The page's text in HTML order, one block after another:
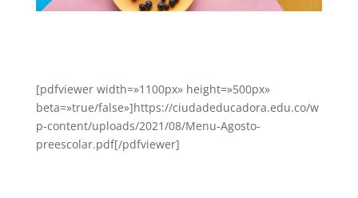
[pdfviewer width=»1100px» height=»500px»
beta=»true/false»]https://ciudadeducadora.edu.co/w
p-content/uploads/2021/08/Menu-Agosto-
preescolar.pdf[/pdfviewer]